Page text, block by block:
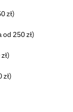
zł)
250 zł)
zł)